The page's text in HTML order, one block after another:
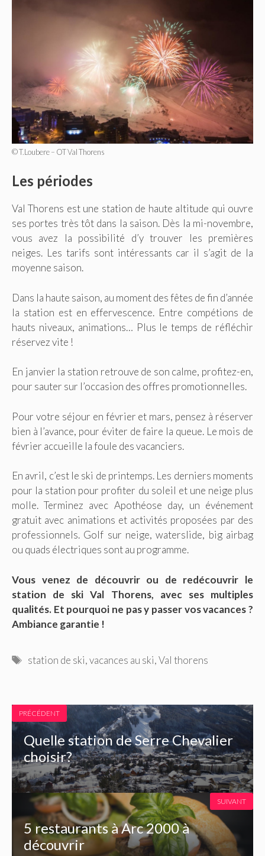
© T.Loubere – OT Val Thorens
Les périodes
Val Thorens est une station de haute altitude qui ouvre
ses portes très tôt dans la saison. Dès la mi-novembre,
vous avez la possibilité d’y trouver les premières
neiges. Les tarifs sont intéressants car il s’agit de la
moyenne saison.
Dans la haute saison, au moment des fêtes de fin d’année
la station est en effervescence. Entre compétions de
hauts niveaux, animations… Plus le temps de réfléchir
réservez vite !
En janvier la station retrouve de son calme, profitez-en,
pour sauter sur l’occasion des offres promotionnelles.
Pour votre séjour en février et mars, pensez à réserver
bien à l’avance, pour éviter de faire la queue. Le mois de
février accueille la foule des vacanciers.
En avril, c’est le ski de printemps. Les derniers moments
pour la station pour profiter du soleil et une neige plus
molle. Terminez avec Apothéose day, un événement
gratuit avec animations et activités proposées par des
professionnels. Golf sur neige, waterslide, big airbag
ou quads électriques sont au programme.
Vous venez de découvrir ou de redécouvrir le
station de ski Val Thorens, avec ses multiples
qualités. Et pourquoi ne pas y passer vos vacances ?
Ambiance garantie !
Étiquettes
station de ski,vacances au ski,Val thorens
PRÉCÉDENT
Quelle station de Serre Chevalier
choisir?
5 restaurants à Arc 2000 à
découvrir
SUIVANT